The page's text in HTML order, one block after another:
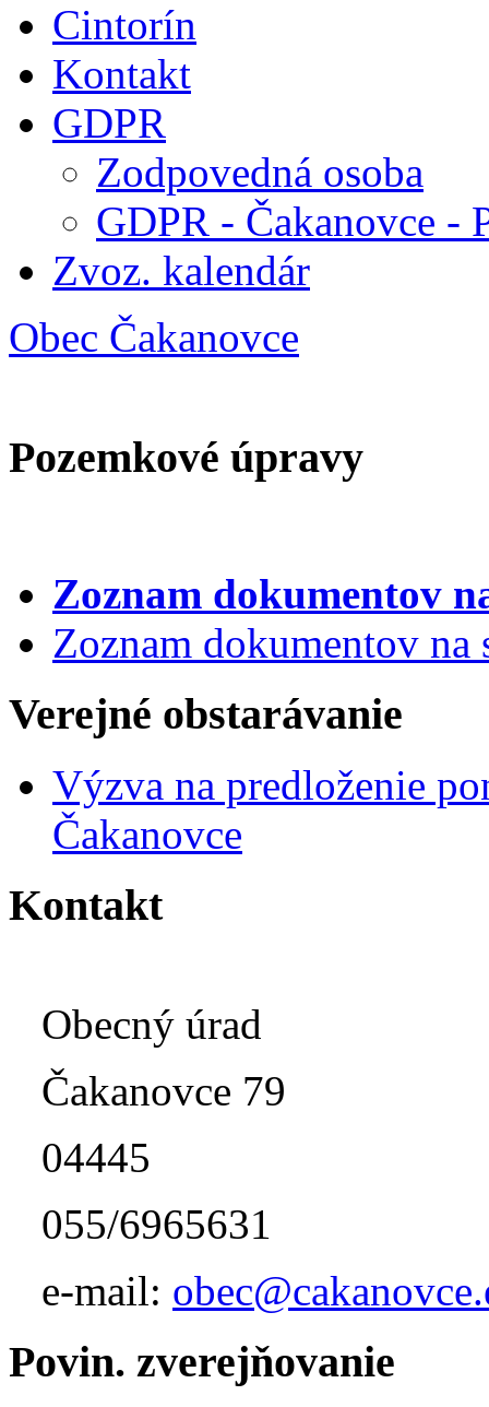
Cintorín
Kontakt
GDPR
Zodpovedná osoba
GDPR - Čakanovce -
Zvoz. kalendár
Obec Čakanovce
Pozemkové úpravy
Zoznam dokumentov
Zoznam dokumentov
Verejné obstarávanie
Výzva na predloženie
Čakanovce
Kontakt
Obecný úrad
Čakanovce 79
04445
055/6965631
e-mail:
Povin. zverejňovanie